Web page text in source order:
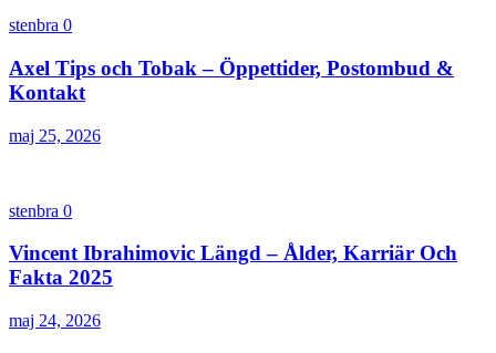
stenbra 0
Axel Tips och Tobak – Öppettider, Postombud &
Kontakt
maj 25, 2026
stenbra 0
Vincent Ibrahimovic Längd – Ålder, Karriär Och
Fakta 2025
maj 24, 2026